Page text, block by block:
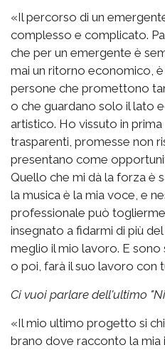
«Il percorso di un
complesso e complicato.
che per un emergente è
mai un ritorno economico,
persone che promettono
o che guardano solo il lato
artistico. Ho vissuto in
trasparenti, promesse non
presentano come
Quello che mi dà la forza è
la musica è la mia voce, e
professionale può
insegnato a fidarmi di più
meglio il mio lavoro. E sono
o poi, farà il suo lavoro con
Ci vuoi parlare dell'ultimo
«Il mio ultimo progetto si
brano dove racconto la mia